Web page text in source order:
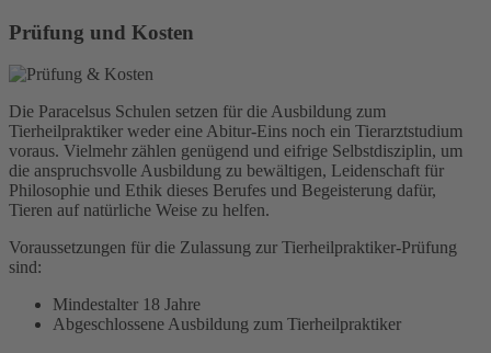
Prüfung und Kosten
Die Paracelsus Schulen setzen für die Ausbildung zum
Tierheilpraktiker weder eine Abitur-Eins noch ein Tierarztstudium
voraus. Vielmehr zählen genügend und eifrige Selbstdisziplin, um
die anspruchsvolle Ausbildung zu bewältigen, Leidenschaft für
Philosophie und Ethik dieses Berufes und Begeisterung dafür,
Tieren auf natürliche Weise zu helfen.
Voraussetzungen für die Zulassung zur Tierheilpraktiker-Prüfung
sind:
Mindestalter 18 Jahre
Abgeschlossene Ausbildung zum Tierheilpraktiker